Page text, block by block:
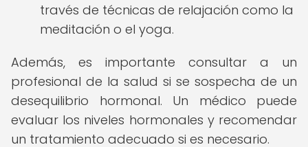
través de técnicas de relajación como la
meditación o el yoga.
Además, es importante consultar a un
profesional de la salud si se sospecha de un
desequilibrio hormonal. Un médico puede
evaluar los niveles hormonales y recomendar
un tratamiento adecuado si es necesario.